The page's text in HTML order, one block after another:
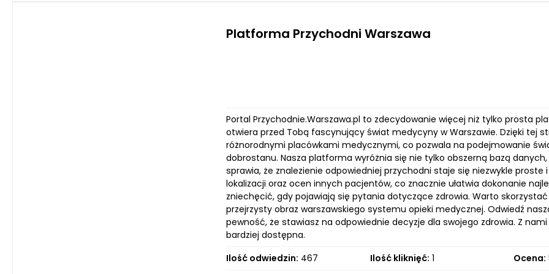
Platforma Przychodni Warszawa
Portal Przychodnie.Warszawa.pl to zdecydowanie więcej niż tylko prosta
otwiera przed Tobą fascynujący świat medycyny w Warszawie. Dzięki tej
różnorodnymi placówkami medycznymi, co pozwala na podejmowanie
dobrostanu. Nasza platforma wyróżnia się nie tylko obszerną bazą
sprawia, że znalezienie odpowiedniej przychodni staje się niezwykle
lokalizacji oraz ocen innych pacjentów, co znacznie ułatwia dokonanie
zniechęcić, gdy pojawiają się pytania dotyczące zdrowia. Warto
przejrzysty obraz warszawskiego systemu opieki medycznej. Odwiedź
pewność, że stawiasz na odpowiednie decyzje dla swojego zdrowia. Z
bardziej dostępna.
Ilość odwiedzin: 467 Ilość kliknięć: 1 Ocena: